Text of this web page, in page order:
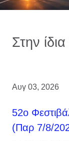
Στην
Αυγ 03, 2026
52ο
(Παρ 7/8/